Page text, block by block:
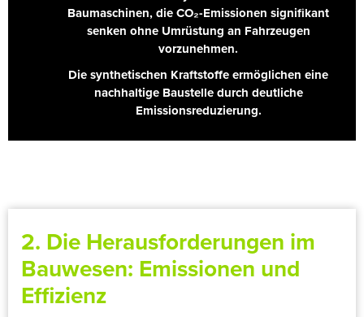
Baumaschinen, die CO₂-Emissionen signifikant
senken ohne Umrüstung an Fahrzeugen
vorzunehmen.
Die synthetischen Kraftstoffe ermöglichen eine
nachhaltige Baustelle durch deutliche
Emissionsreduzierung.
2. Die Herausforderungen im
Bauwesen: Emissionen und
Effizienz